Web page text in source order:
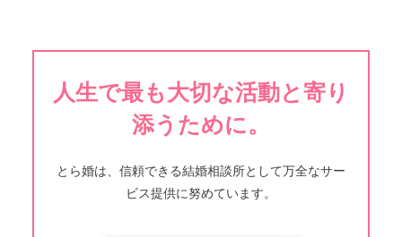
人生で最も大切な活動と寄り
添うために。
とら婚は、信頼できる結婚相談所として万全なサー
ビス提供に努めています。